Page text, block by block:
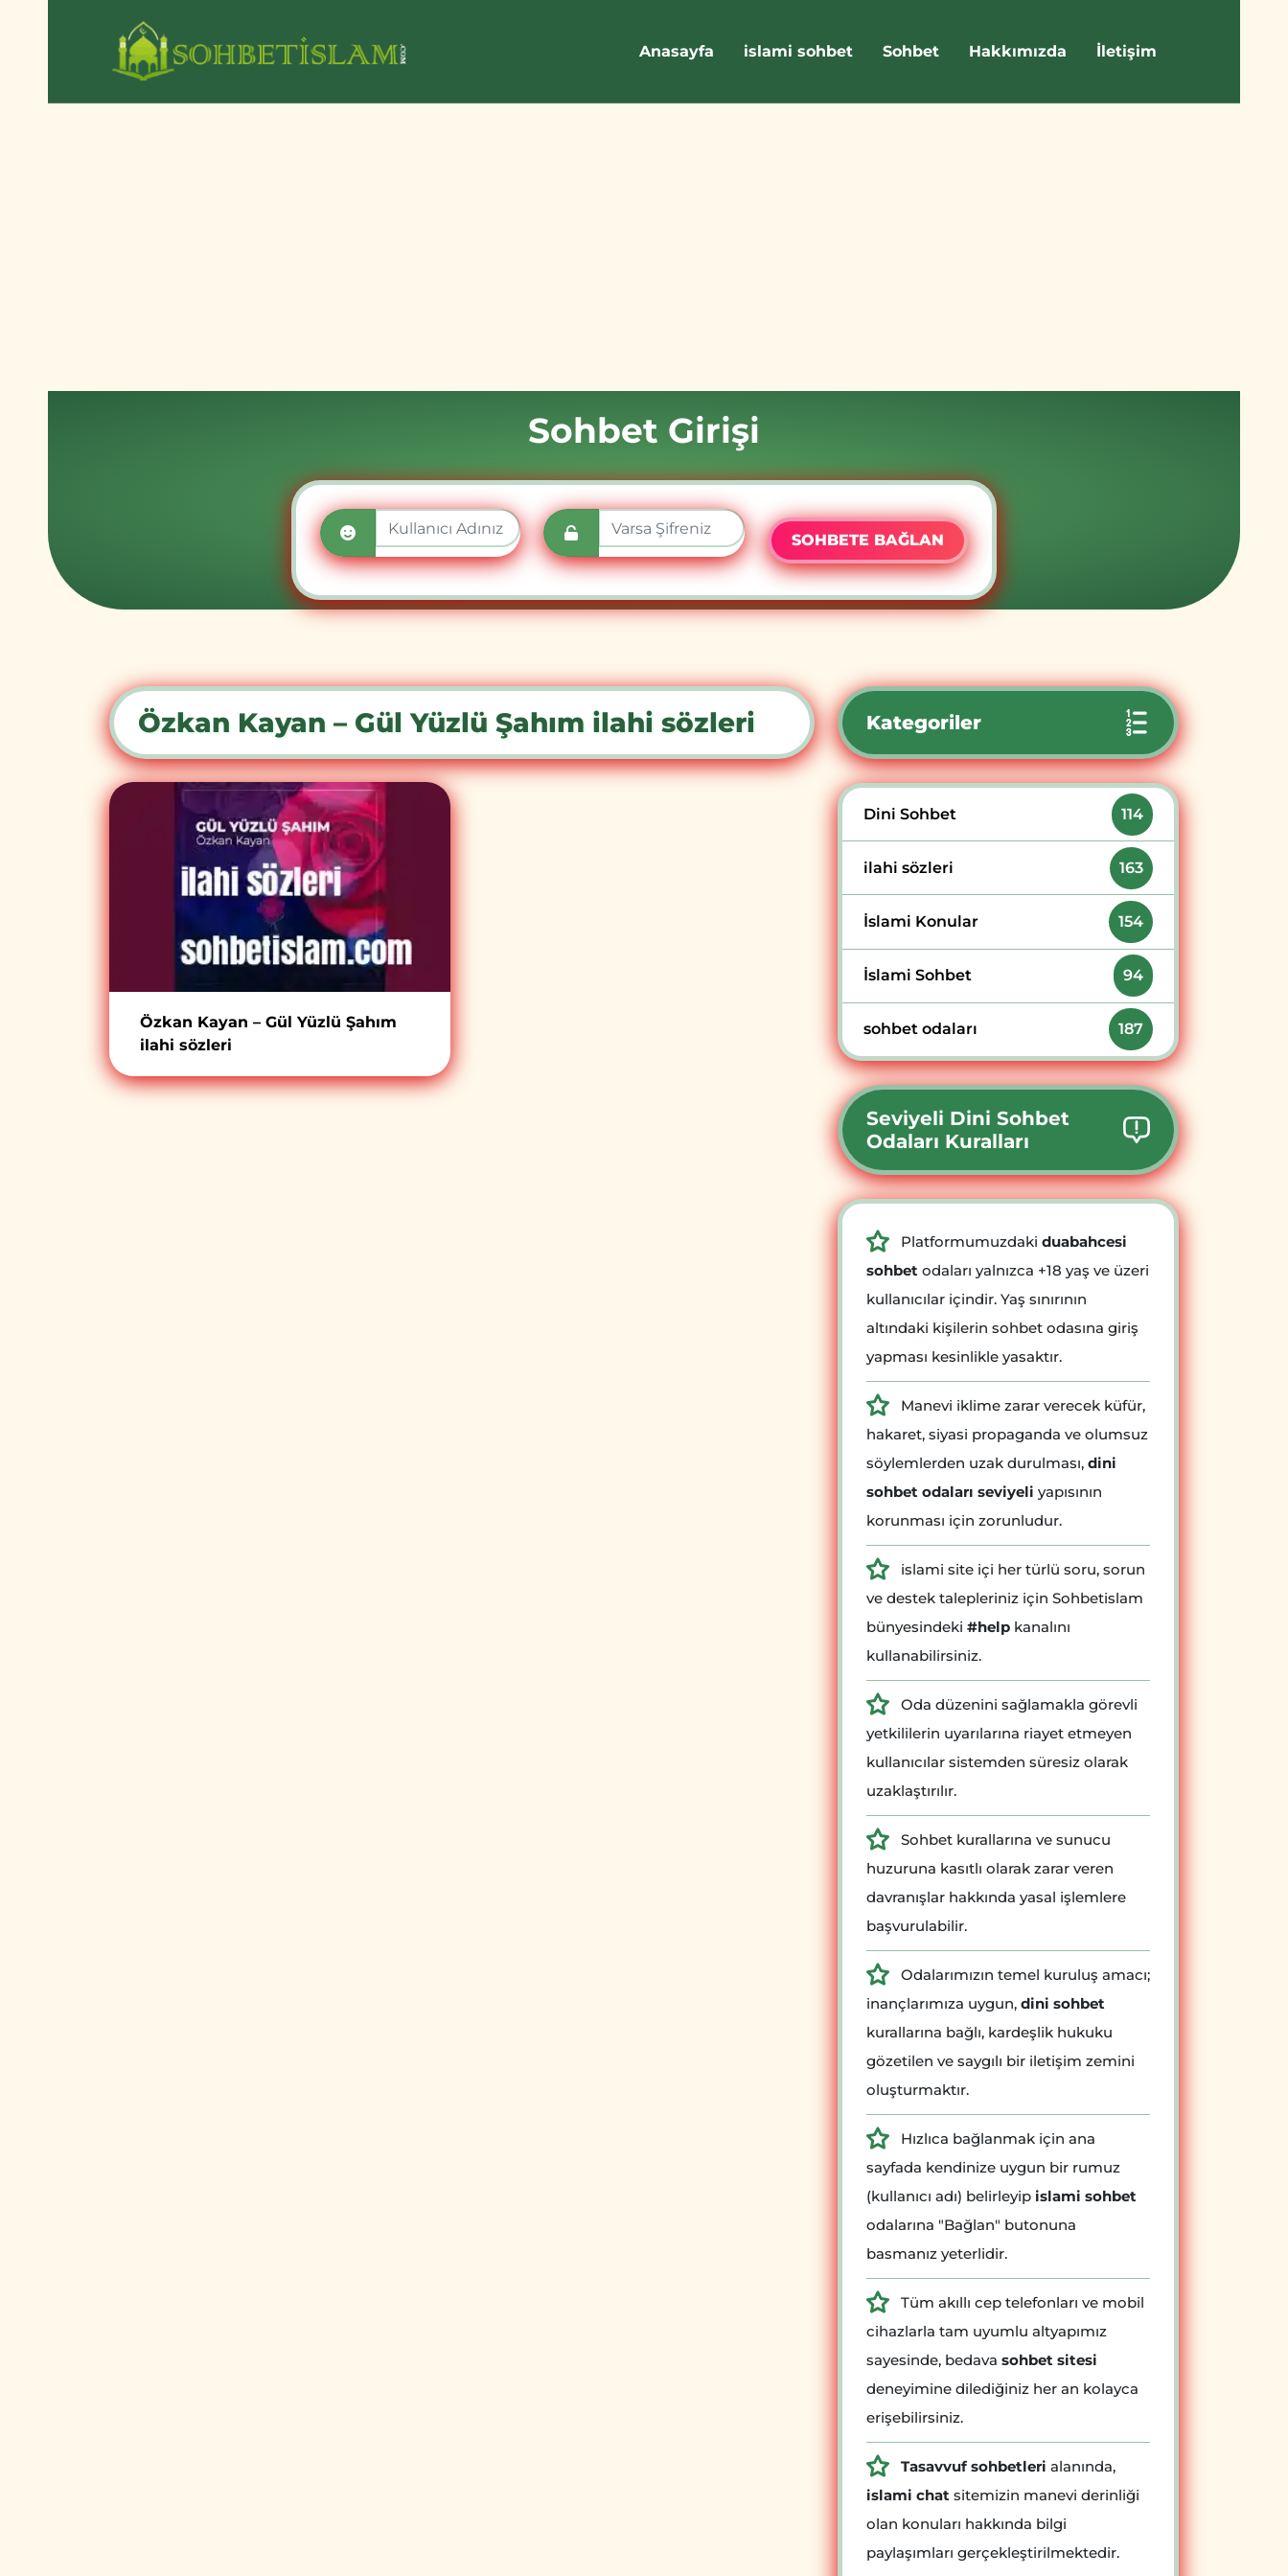
Anasayfa islami sohbet Sohbet Hakkımızda İletişim
Sohbet Girişi
SOHBETE BAĞLAN
Özkan Kayan – Gül Yüzlü Şahım ilahi sözleri
Özkan Kayan – Gül Yüzlü Şahım
ilahi sözleri
Kategoriler
Dini Sohbet 114
ilahi sözleri 163
İslami Konular 154
İslami Sohbet 94
sohbet odaları 187
Seviyeli Dini Sohbet
Odaları Kuralları
Platformumuzdaki duabahcesi
sohbet odaları yalnızca +18 yaş ve üzeri
kullanıcılar içindir. Yaş sınırının
altındaki kişilerin sohbet odasına giriş
yapması kesinlikle yasaktır.
Manevi iklime zarar verecek küfür,
hakaret, siyasi propaganda ve olumsuz
söylemlerden uzak durulması, dini
sohbet odaları seviyeli yapısının
korunması için zorunludur.
islami site içi her türlü soru, sorun
ve destek talepleriniz için Sohbetislam
bünyesindeki #help kanalını
kullanabilirsiniz.
Oda düzenini sağlamakla görevli
yetkililerin uyarılarına riayet etmeyen
kullanıcılar sistemden süresiz olarak
uzaklaştırılır.
Sohbet kurallarına ve sunucu
huzuruna kasıtlı olarak zarar veren
davranışlar hakkında yasal işlemlere
başvurulabilir.
Odalarımızın temel kuruluş amacı;
inançlarımıza uygun, dini sohbet
kurallarına bağlı, kardeşlik hukuku
gözetilen ve saygılı bir iletişim zemini
oluşturmaktır.
Hızlıca bağlanmak için ana
sayfada kendinize uygun bir rumuz
(kullanıcı adı) belirleyip islami sohbet
odalarına "Bağlan" butonuna
basmanız yeterlidir.
Tüm akıllı cep telefonları ve mobil
cihazlarla tam uyumlu altyapımız
sayesinde, bedava sohbet sitesi
deneyimine dilediğiniz her an kolayca
erişebilirsiniz.
Tasavvuf sohbetleri alanında,
islami chat sitemizin manevi derinliği
olan konuları hakkında bilgi
paylaşımları gerçekleştirilmektedir.